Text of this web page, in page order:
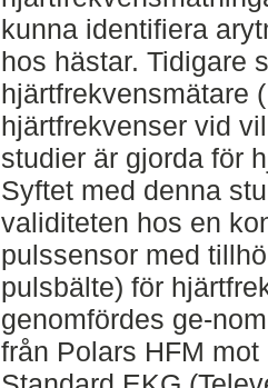
kunna identifiera
hos hästar. Tidigare
hjärtfrekvensmätare
hjärtfrekvenser vid
studier är gjorda för
Syftet med denna
validiteten hos en
pulssensor med
pulsbälte) för
genomfördes ge-
från Polars HFM